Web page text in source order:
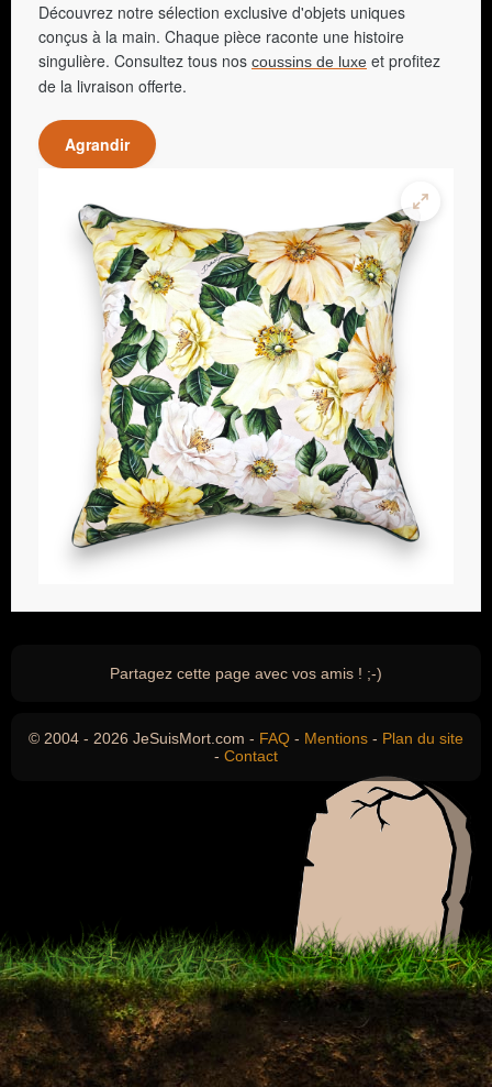
Découvrez notre sélection exclusive d'objets uniques
conçus à la main. Chaque pièce raconte une histoire
singulière. Consultez tous nos coussins de luxe et profitez
de la livraison offerte.
Agrandir
Partagez cette page avec vos amis ! ;-)
© 2004 - 2026 JeSuisMort.com - FAQ - Mentions - Plan du site
- Contact